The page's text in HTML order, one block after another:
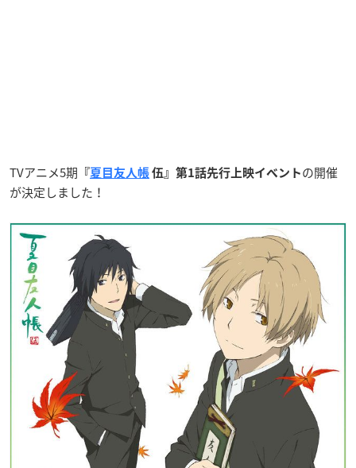
TVアニメ5期 『夏目友人帳 伍』第1話先行上映イベント の開催
が決定しました！